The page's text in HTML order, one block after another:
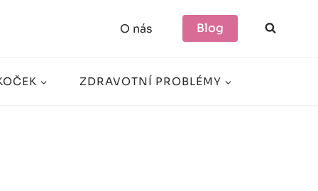
O nás Blog
ZDRAVOTNÍ PROBLÉMY